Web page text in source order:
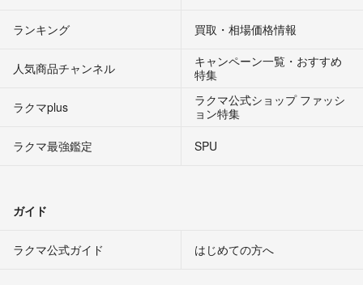
ランキング 買取・相場価格情報
人気商品チャンネル
キャンペーン一覧・おすすめ
特集
ラクマplus
ラクマ公式ショップ ファッシ
ョン特集
ラクマ最強鑑定
SPU
ガイド
ラクマ公式ガイド はじめての方へ